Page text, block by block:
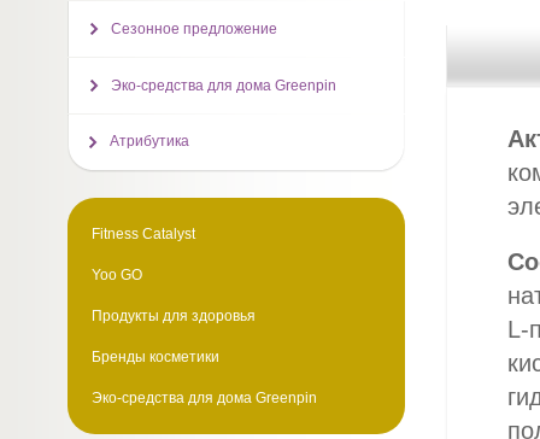
L-
Сезонное предложение
Эко-средства для дома Greenpin
Атрибутика
Fitness Catalyst
Yoo GO
Продукты для здоровья
Бренды косметики
Эко-средства для дома Greenpin